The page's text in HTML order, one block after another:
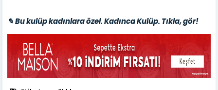
✎ Bu kulüp kadınlara özel. Kadınca Kulüp. Tıkla, gör!